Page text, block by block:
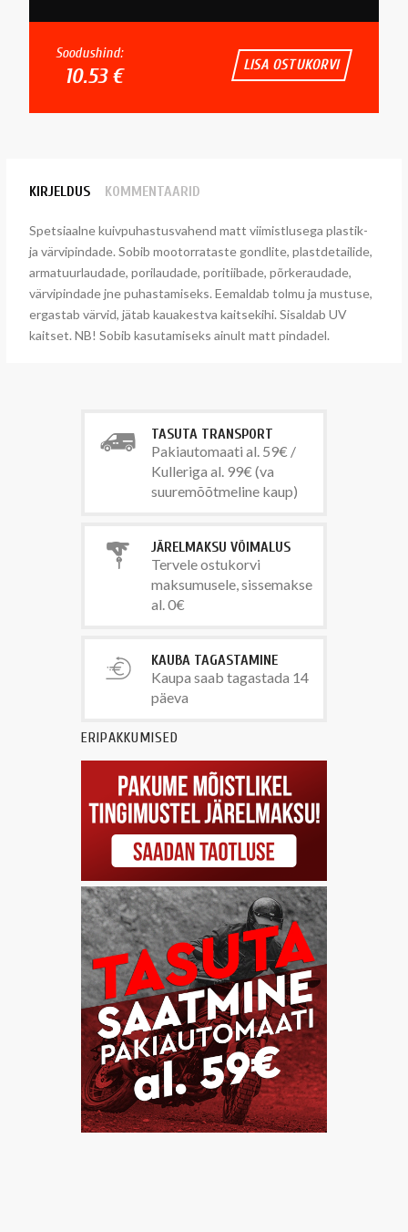
Soodushind:
10.53 € LISA OSTUKORVI
KIRJELDUS KOMMENTAARID
Spetsiaalne kuivpuhastusvahend matt viimistlusega plastik-
ja värvipindade. Sobib mootorrataste gondlite, plastdetailide,
armatuurlaudade, porilaudade, poritiibade, põrkeraudade,
värvipindade jne puhastamiseks. Eemaldab tolmu ja mustuse,
ergastab värvid, jätab kauakestva kaitsekihi. Sisaldab UV
kaitset. NB! Sobib kasutamiseks ainult matt pindadel.
TASUTA TRANSPORT
Pakiautomaati al. 59€ /
Kulleriga al. 99€ (va
suuremõõtmeline kaup)
JÄRELMAKSU VÕIMALUS
Tervele ostukorvi
maksumusele, sissemakse
al. 0€
KAUBA TAGASTAMINE
Kaupa saab tagastada 14
päeva
ERIPAKKUMISED